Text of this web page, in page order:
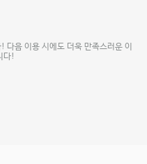
다음 이용 시에도 더욱 만족스러운 이
다!